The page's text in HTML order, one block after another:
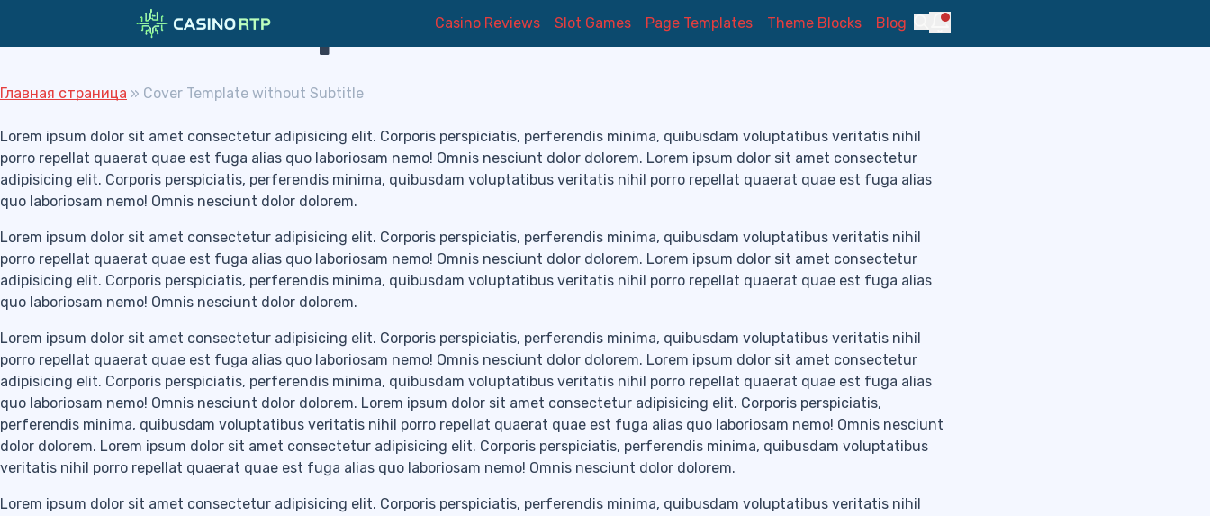
Casino Reviews Slot Games Page Templates Theme Blocks Blog Search
Notifications
Cover Template without Subtitle
Главная страница » Cover Template without Subtitle
Lorem ipsum dolor sit amet consectetur adipisicing elit. Corporis perspiciatis, perferendis minima, quibusdam voluptatibus veritatis nihil
porro repellat quaerat quae est fuga alias quo laboriosam nemo! Omnis nesciunt dolor dolorem. Lorem ipsum dolor sit amet consectetur
adipisicing elit. Corporis perspiciatis, perferendis minima, quibusdam voluptatibus veritatis nihil porro repellat quaerat quae est fuga alias
quo laboriosam nemo! Omnis nesciunt dolor dolorem.
Lorem ipsum dolor sit amet consectetur adipisicing elit. Corporis perspiciatis, perferendis minima, quibusdam voluptatibus veritatis nihil
porro repellat quaerat quae est fuga alias quo laboriosam nemo! Omnis nesciunt dolor dolorem. Lorem ipsum dolor sit amet consectetur
adipisicing elit. Corporis perspiciatis, perferendis minima, quibusdam voluptatibus veritatis nihil porro repellat quaerat quae est fuga alias
quo laboriosam nemo! Omnis nesciunt dolor dolorem.
Lorem ipsum dolor sit amet consectetur adipisicing elit. Corporis perspiciatis, perferendis minima, quibusdam voluptatibus veritatis nihil
porro repellat quaerat quae est fuga alias quo laboriosam nemo! Omnis nesciunt dolor dolorem. Lorem ipsum dolor sit amet consectetur
adipisicing elit. Corporis perspiciatis, perferendis minima, quibusdam voluptatibus veritatis nihil porro repellat quaerat quae est fuga alias
quo laboriosam nemo! Omnis nesciunt dolor dolorem. Lorem ipsum dolor sit amet consectetur adipisicing elit. Corporis perspiciatis,
perferendis minima, quibusdam voluptatibus veritatis nihil porro repellat quaerat quae est fuga alias quo laboriosam nemo! Omnis nesciunt
dolor dolorem. Lorem ipsum dolor sit amet consectetur adipisicing elit. Corporis perspiciatis, perferendis minima, quibusdam voluptatibus
veritatis nihil porro repellat quaerat quae est fuga alias quo laboriosam nemo! Omnis nesciunt dolor dolorem.
Lorem ipsum dolor sit amet consectetur adipisicing elit. Corporis perspiciatis, perferendis minima, quibusdam voluptatibus veritatis nihil